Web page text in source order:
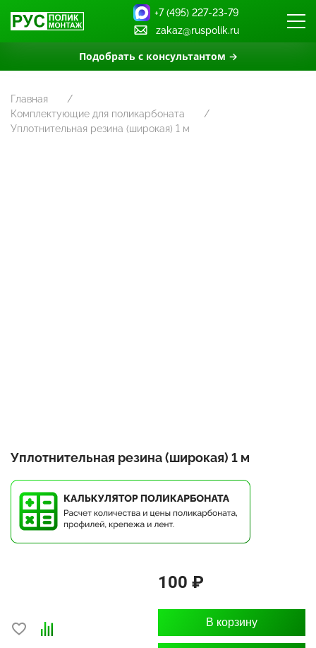
Подобрать с консультантом →
+7 (495) 227-23-79
zakaz@ruspolik.ru
Главная
Комплектующие для поликарбоната
Уплотнительная резина (широкая) 1 м
Уплотнительная резина (широкая) 1 м
100 ₽
В корзину